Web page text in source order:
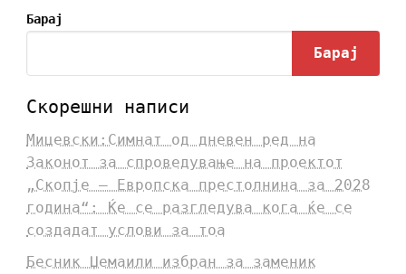
Барај
Барај
Скорешни написи
Мицевски:Симнат од дневен ред на
Законот за спроведување на проектот
„Скопје – Европска престолнина за 2028
година“: Ќе се разгледува кога ќе се
создадат услови за тоа
Бесник Џемаили избран за заменик